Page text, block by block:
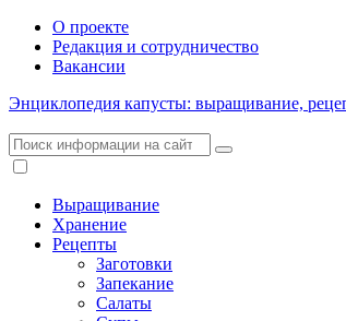
О проекте
Редакция и сотрудничество
Вакансии
Энциклопедия капусты: выращивание,
Выращивание
Хранение
Рецепты
Заготовки
Запекание
Салаты